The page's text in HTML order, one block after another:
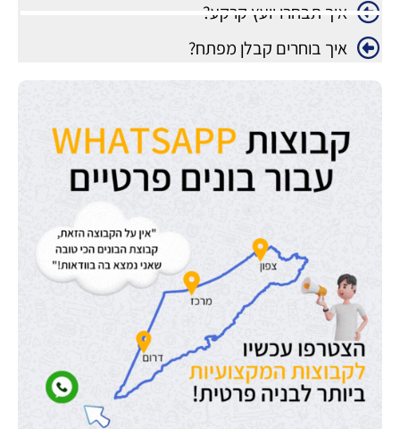
איך תבחרו יועץ קרקע?
איך בוחרים קבלן מפתח?